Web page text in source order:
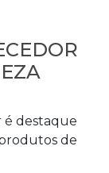
é destaque
de